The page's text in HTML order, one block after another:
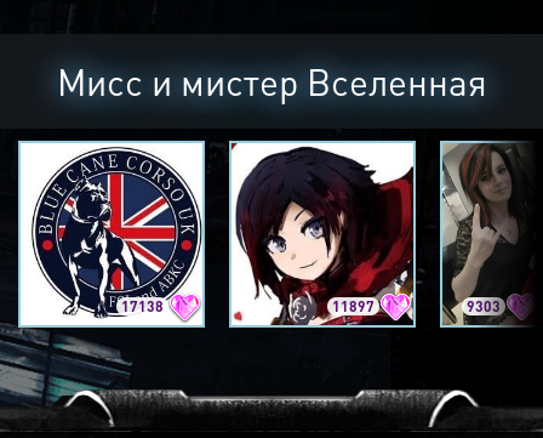
Мисс и мистер Вселенная
17138 11897 9303